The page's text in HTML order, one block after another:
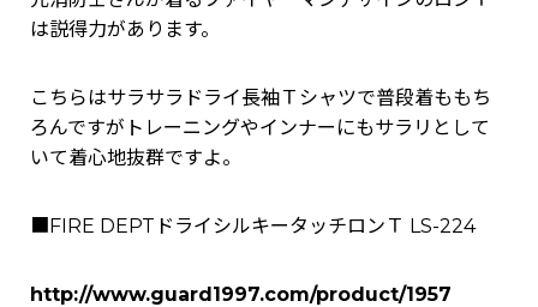
は説得力があります。
こちらはサラサラドライ長袖Ｔシャツで普段着ももち
ろんですがトレーニングやインナーにもサラリとして
いて着心地抜群ですよ。
■FIRE DEPTドライシルキータッチロンＴ LS-224
http://www.guard1997.com/product/1957